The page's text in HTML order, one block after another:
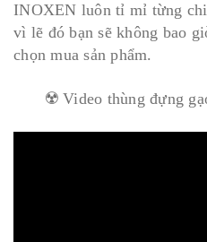
INOXEN luôn tỉ mỉ từng
vì lẽ đó bạn sẽ không bao
chọn mua sản phẩm.
☢️ Video thùng đựng